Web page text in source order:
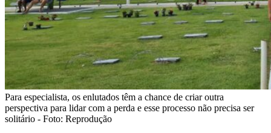
Para especialista, os enlutados têm a chance de criar outra
perspectiva para lidar com a perda e esse processo não precisa ser
solitário - Foto: Reprodução